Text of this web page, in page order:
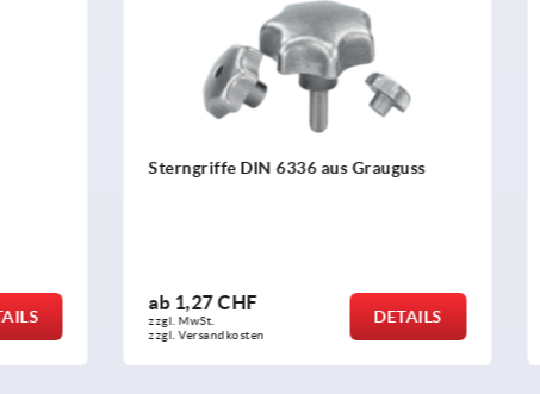
Sterngriffe DIN 6336 aus Grauguss
ab 1,27 CHF
zzgl. MwSt.
zzgl. Versandkosten
DETAILS